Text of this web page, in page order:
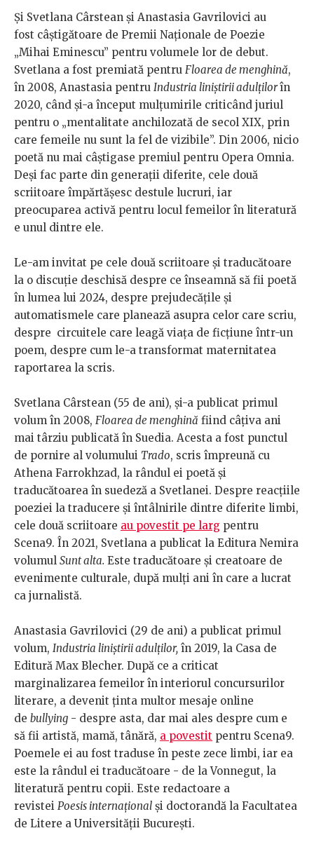
Și Svetlana Cârstean și Anastasia Gavrilovici au
fost câștigătoare de Premii Naționale de Poezie
„Mihai Eminescu” pentru volumele lor de debut.
Svetlana a fost premiată pentru Floarea de menghină,
în 2008, Anastasia pentru Industria liniștirii adulțilorîn
2020, când și-a început mulțumirile criticând juriul
pentru o „mentalitate anchilozată de secol XIX, prin
care femeile nu sunt la fel de vizibile”. Din 2006, nicio
poetă nu mai câștigase premiul pentru Opera Omnia.
Deși fac parte din generații diferite, cele două
scriitoare împărtășesc destule lucruri, iar
preocuparea activă pentru locul femeilor în literatură
e unul dintre ele.
Le-am invitat pe cele două scriitoare și traducătoare
la o discuție deschisă despre ce înseamnă să fii poetă
în lumea lui 2024, despre prejudecățile și
automatismele care planează asupra celor care scriu,
despre circuitele care leagă viața de ficțiune într-un
poem, despre cum le-a transformat maternitatea
raportarea la scris.
Svetlana Cârstean (55 de ani), și-a publicat primul
volum în 2008, Floarea de menghină fiind câțiva ani
mai târziu publicată în Suedia. Acesta a fost punctul
de pornire al volumului Trado, scris împreună cu
Athena Farrokhzad, la rândul ei poetă și
traducătoarea în suedeză a Svetlanei. Despre reacțiile
poeziei la traducere și întâlnirile dintre diferite limbi,
cele două scriitoare au povestit pe larg pentru
Scena9. În 2021, Svetlana a publicat la Editura Nemira
volumul Sunt alta. Este traducătoare și creatoare de
evenimente culturale, după mulți ani în care a lucrat
ca jurnalistă.
Anastasia Gavrilovici (29 de ani) a publicat primul
volum, Industria liniștirii adulților, în 2019, la Casa de
Editură Max Blecher. După ce a criticat
marginalizarea femeilor în interiorul concursurilor
literare, a devenit ținta multor mesaje online
de bullying - despre asta, dar mai ales despre cum e
să fii artistă, mamă, tânără, a povestit pentru Scena9.
Poemele ei au fost traduse în peste zece limbi, iar ea
este la rândul ei traducătoare - de la Vonnegut, la
literatură pentru copii. Este redactoare a
revistei Poesis internațional și doctorandă la Facultatea
de Litere a Universității București.